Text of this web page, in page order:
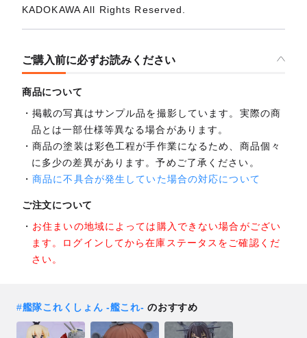
KADOKAWA All Rights Reserved.
ご購入前に必ずお読みください
商品について
掲載の写真はサンプル品を撮影しています。実際の商
品とは一部仕様等異なる場合があります。
商品の塗装は彩色工程が手作業になるため、商品個々
に多少の差異があります。予めご了承ください。
商品に不具合が発生していた場合の対応について
ご注文について
お住まいの地域によっては購入できない場合がござい
ます。ログインしてから在庫ステータスをご確認くだ
さい。
#艦隊これくしょん ‐艦これ‐ のおすすめ